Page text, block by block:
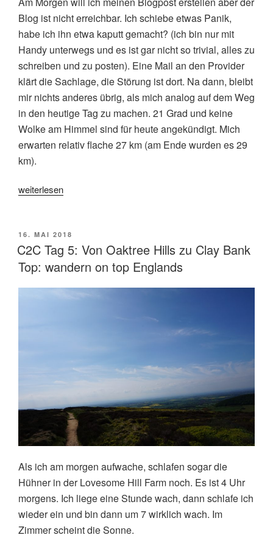
Blog ist nicht erreichbar. Ich schiebe etwas Panik,
habe ich ihn etwa kaputt gemacht? (ich bin nur mit
Handy unterwegs und es ist gar nicht so trivial, alles zu
schreiben und zu posten). Eine Mail an den Provider
klärt die Sachlage, die Störung ist dort. Na dann, bleibt
mir nichts anderes übrig, als mich analog auf dem Weg
in den heutige Tag zu machen. 21 Grad und keine
Wolke am Himmel sind für heute angekündigt. Mich
erwarten relativ flache 27 km (am Ende wurden es 29
km).
„C2C
Von
Richmond
nach
Oaktree
Hills:
Hause,
Sonnenbrand“
weiterlesen
VERÖFFENTLICHT
AM
16. MAI 2018
C2C Tag 5: Von Oaktree Hills zu Clay Bank
Top: wandern on top Englands
Als ich am morgen aufwache, schlafen sogar die
Hühner in der Lovesome Hill Farm noch. Es ist 4 Uhr
morgens. Ich liege eine Stunde wach, dann schlafe ich
wieder ein und bin dann um 7 wirklich wach. Im
Zimmer scheint die Sonne.